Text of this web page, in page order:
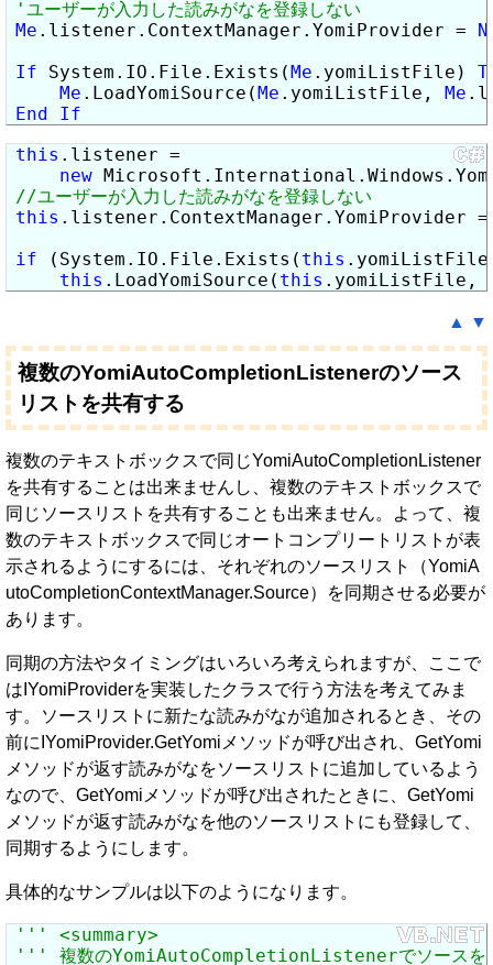
Me .listener.ContextManager.YomiProvider =
If System.IO.File.Exists(Me .yomiListFile)
Me .LoadYomiSource(Me .yomiListFile, Me
End
If
this .listener =
new
this .listener.ContextManager.YomiProvider
if (System.IO.File.Exists( this
this .LoadYomiSource( this .yomiListFile,
▲ ▼
複数のYomiAutoCompletionListenerのソース
リストを共有する
複数のテキストボックスで同じYomiAutoCompletionListener
を共有することは出来ませんし、複数のテキストボックスで
同じソースリストを共有することも出来ません。よって、複
数のテキストボックスで同じオートコンプリートリストが表
示されるようにするには、それぞれのソースリスト（YomiA
utoCompletionContextManager.Source）を同期させる必要が
あります。
同期の方法やタイミングはいろいろ考えられますが、ここで
はIYomiProviderを実装したクラスで行う方法を考えてみま
す。ソースリストに新たな読みがなが追加されるとき、その
前にIYomiProvider.GetYomiメソッドが呼び出され、GetYomi
メソッドが返す読みがなをソースリストに追加しているよう
なので、GetYomiメソッドが呼び出されたときに、GetYomi
メソッドが返す読みがなを他のソースリストにも登録して、
同期するようにします。
具体的なサンプルは以下のようになります。